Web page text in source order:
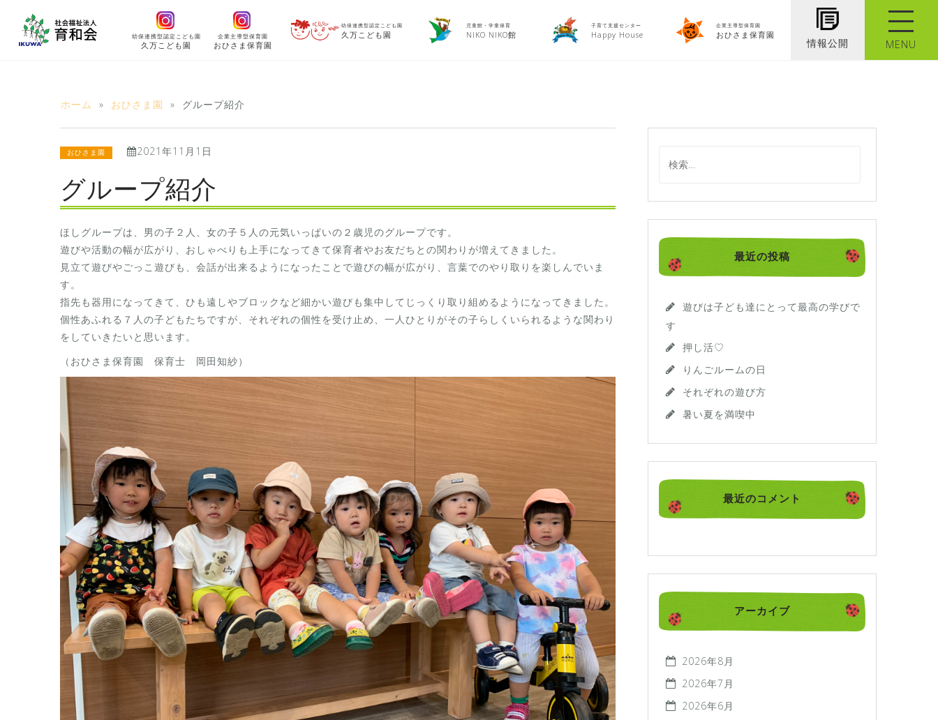
幼保連携型認定こども園
久万こども園
企業主導型保育園
おひさま保育園
幼保連携型認定こども園
久万こども園
児童館・学童保育
NIKO NIKO館
子育て支援センター
Happy House
企業主導型保育園
おひさま保育園
情報公開 MENU
ホーム » おひさま園 » グループ紹介
おひさま園 2021年11月1日
グループ紹介
ほしグループは、男の子２人、女の子５人の元気いっぱいの２歳児のグループです。
遊びや活動の幅が広がり、おしゃべりも上手になってきて保育者やお友だちとの関わりが増えてきました。
見立て遊びやごっこ遊びも、会話が出来るようになったことで遊びの幅が広がり、言葉でのやり取りを楽しんでいま
す。
指先も器用になってきて、ひも遠しやブロックなど細かい遊びも集中してじっくり取り組めるようになってきました。
個性あふれる７人の子どもたちですが、それぞれの個性を受け止め、一人ひとりがその子らしくいられるような関わり
をしていきたいと思います。
（おひさま保育園 保育士 岡田知紗）
最近の投稿
遊びは子ども達にとって最高の学びで
す
押し活♡
りんごルームの日
それぞれの遊び方
暑い夏を満喫中
最近のコメント
アーカイブ
2026年8月
2026年7月
2026年6月